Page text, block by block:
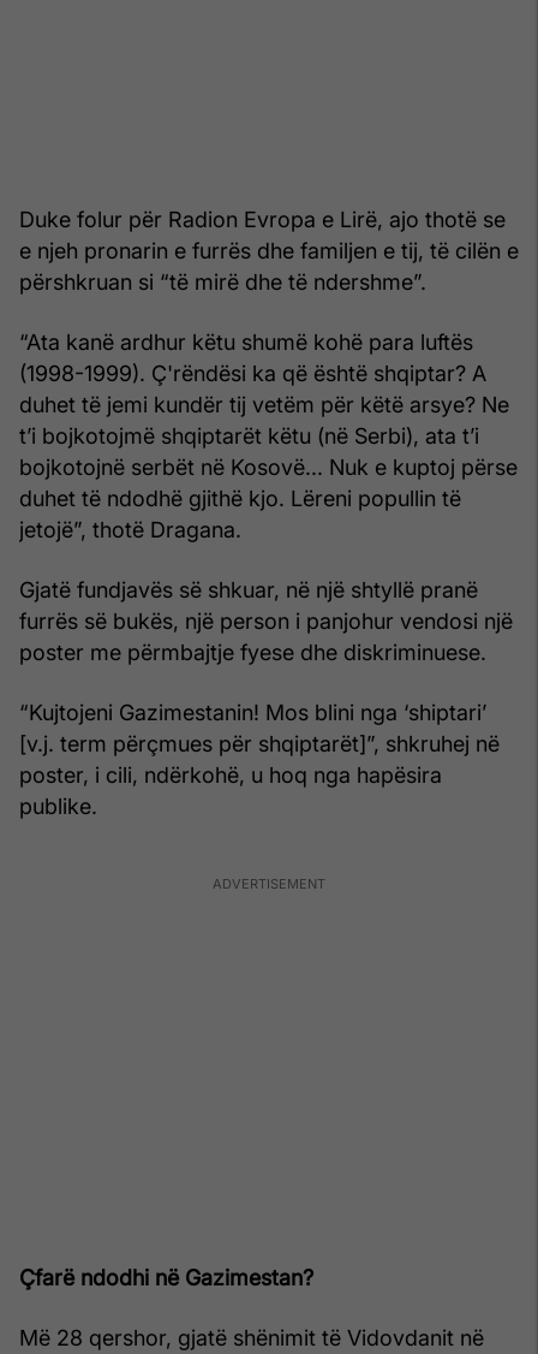
Duke folur për Radion Evropa e Lirë, ajo thotë se
e njeh pronarin e furrës dhe familjen e tij, të cilën e
përshkruan si “të mirë dhe të ndershme”.
“Ata kanë ardhur këtu shumë kohë para luftës
(1998-1999). Ç'rëndësi ka që është shqiptar? A
duhet të jemi kundër tij vetëm për këtë arsye? Ne
t’i bojkotojmë shqiptarët këtu (në Serbi), ata t’i
bojkotojnë serbët në Kosovë... Nuk e kuptoj përse
duhet të ndodhë gjithë kjo. Lëreni popullin të
jetojë”, thotë Dragana.
Gjatë fundjavës së shkuar, në një shtyllë pranë
furrës së bukës, një person i panjohur vendosi një
poster me përmbajtje fyese dhe diskriminuese.
“Kujtojeni Gazimestanin! Mos blini nga ‘shiptari’
[v.j. term përçmues për shqiptarët]”, shkruhej në
poster, i cili, ndërkohë, u hoq nga hapësira
publike.
Çfarë ndodhi në Gazimestan?
Më 28 qershor, gjatë shënimit të Vidovdanit në